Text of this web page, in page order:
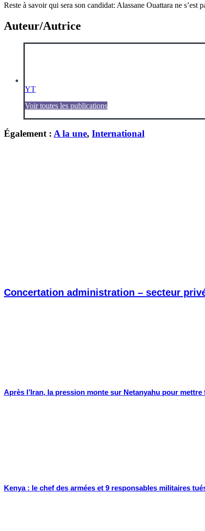
Reste à savoir qui sera son candidat: Alassane Ouattara ne
Auteur/Autrice
YT
Voir toutes les publications
Également : A la une, International
Concertation administration – secteur
Après l’Iran, la pression monte sur Netanyahu pour mettre
Kenya : le chef des armées et 9 responsables militaires